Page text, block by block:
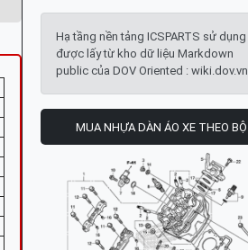
Hạ tầng nền tảng ICSPARTS sử dụng
được lấy từ kho dữ liệu Markdown
public của DOV Oriented : wiki.dov.vn
MUA NHỰA DÀN ÁO XE THEO BỘ